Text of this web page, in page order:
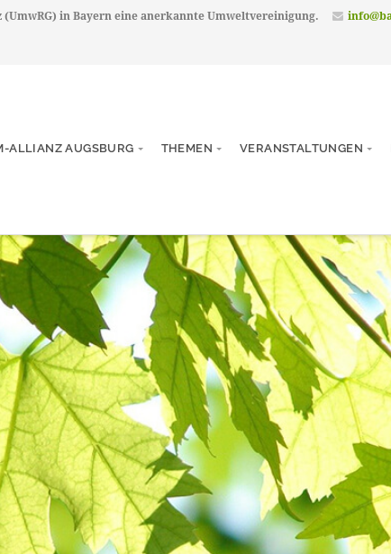
in Bayern eine anerkannte Umweltvereinigung.
ALLIANZ AUGSBURG THEMEN VERANSTALTUNGEN